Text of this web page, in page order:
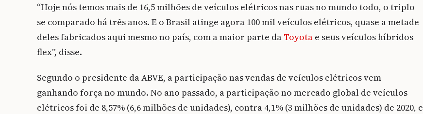
“Hoje nós temos mais de 16,5 milhões de veículos elétricos nas ruas no mundo todo, o triplo
se comparado há três anos. E o Brasil atinge agora 100 mil veículos elétricos, quase a metade
deles fabricados aqui mesmo no país, com a maior parte da Toyota e seus veículos híbridos
flex”, disse.
Segundo o presidente da ABVE, a participação nas vendas de veículos elétricos vem
ganhando força no mundo. No ano passado, a participação no mercado global de veículos
elétricos foi de 8,57% (6,6 milhões de unidades), contra 4,1% (3 milhões de unidades) de 2020, e